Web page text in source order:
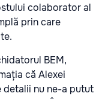
colaborator al
prin care
BEM,
că Alexei
detalii nu ne-a putut